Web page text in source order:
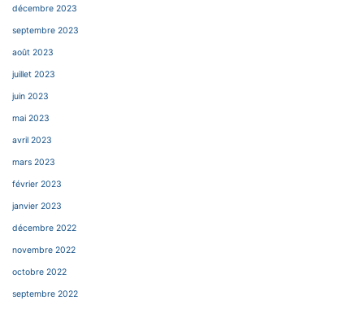
décembre 2023
septembre 2023
août 2023
juillet 2023
juin 2023
mai 2023
avril 2023
mars 2023
février 2023
janvier 2023
décembre 2022
novembre 2022
octobre 2022
septembre 2022